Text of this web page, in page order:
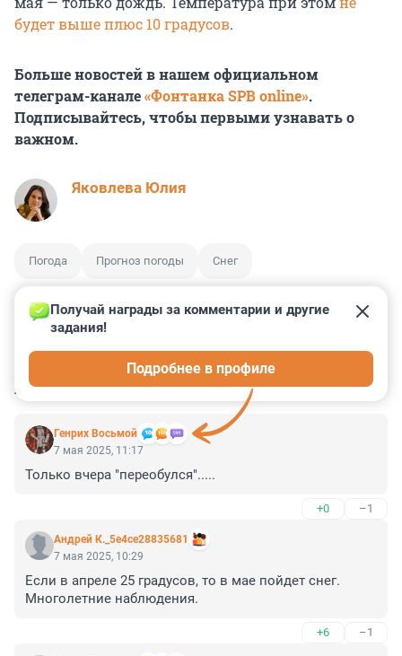
будет выше плюс 10 градусов.
Больше новостей в нашем официальном
телеграм-канале«Фонтанка SPB online».
Подписывайтесь, чтобы первыми узнавать о
важном.
Яковлева Юлия
Погода Прогноз погоды Снег
КОММЕНТАРИИ 21
Генрих Восьмой
Получай награды за комментарии и другие
задания!
Подробнее в профиле
7 мая 2025, 11:17
Только вчера "переобулся".....
+0 –1
Андрей К._5e4ce28835681
7 мая 2025, 10:29
Если в апреле 25 градусов, то в мае пойдет снег.
Многолетние наблюдения.
+6 –1